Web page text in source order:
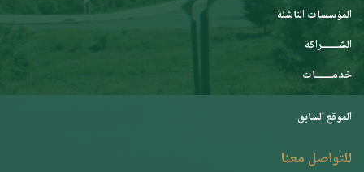
المؤسسات الناشئة
الشـــــــراكة
خدمـــــــات
الموقع السابق
للتواصل معنا